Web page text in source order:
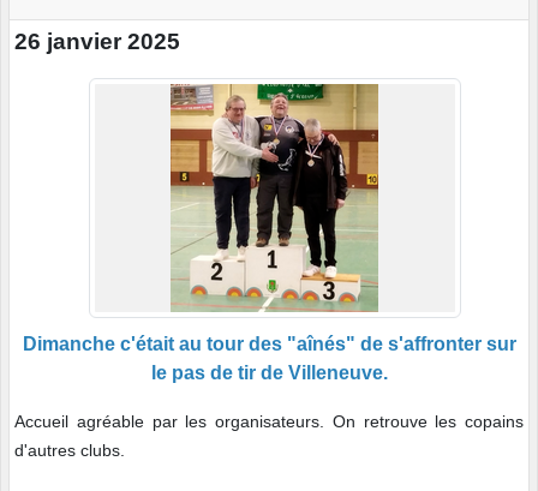
26 janvier 2025
Dimanche c'était au tour des "aînés" de s'affronter sur
le pas de tir de Villeneuve.
Accueil agréable par les organisateurs. On retrouve les copains
d'autres clubs.